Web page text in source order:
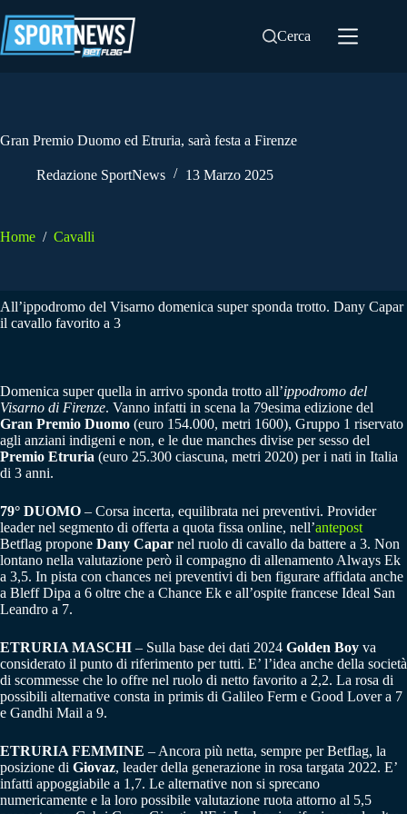
al
contenuto
Cerca
Gran Premio Duomo ed Etruria, sarà festa a Firenze
Redazione SportNews 13 Marzo 2025
Home / Cavalli
All’ippodromo del Visarno domenica super sponda trotto. Dany Capar
il cavallo favorito a 3
Domenica super quella in arrivo sponda trotto all’ippodromo del
Visarno di Firenze. Vanno infatti in scena la 79esima edizione del
Gran Premio Duomo (euro 154.000, metri 1600), Gruppo 1 riservato
agli anziani indigeni e non, e le due manches divise per sesso del
Premio Etruria (euro 25.300 ciascuna, metri 2020) per i nati in Italia
di 3 anni.
79° DUOMO – Corsa incerta, equilibrata nei preventivi. Provider
leader nel segmento di offerta a quota fissa online, nell’antepost
Betflag propone Dany Capar nel ruolo di cavallo da battere a 3. Non
lontano nella valutazione però il compagno di allenamento Always Ek
a 3,5. In pista con chances nei preventivi di ben figurare affidata anche
a Bleff Dipa a 6 oltre che a Chance Ek e all’ospite francese Ideal San
Leandro a 7.
ETRURIA MASCHI – Sulla base dei dati 2024 Golden Boy va
considerato il punto di riferimento per tutti. E’ l’idea anche della società
di scommesse che lo offre nel ruolo di netto favorito a 2,2. La rosa di
possibili alternative consta in primis di Galileo Ferm e Good Lover a 7
e Gandhi Mail a 9.
ETRURIA FEMMINE – Ancora più netta, sempre per Betflag, la
posizione di Giovaz, leader della generazione in rosa targata 2022. E’
infatti appoggiabile a 1,7. Le alternative non si sprecano
numericamente e la loro possibile valutazione ruota attorno al 5,5